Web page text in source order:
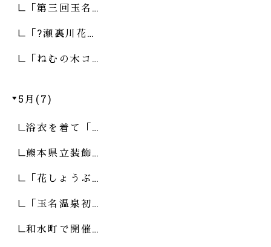
「第三回玉名…
「?瀬裏川花…
「ねむの木コ…
5月(7)
浴衣を着て「…
熊本県立装飾…
「花しょうぶ…
「玉名温泉初…
和水町で開催…